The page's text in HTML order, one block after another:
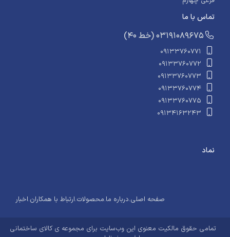
تماس با ما
​​​ (40 خط) 03191089675
09133760771
09133760772
09133760773
09133760774
09133760775
09134163243
نماد
صفحه اصلی.درباره ما.محصولات.ارتباط با همکاران.اخبار
تمامی حقوق مالکیت معنوی این وب‌سایت برای مجموعه ی کالای ساختمانی